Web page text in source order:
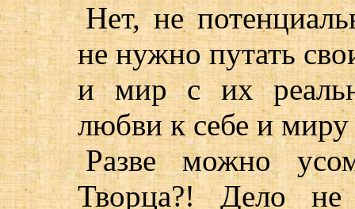
Нет, не
не нужно путать
и мир с их
любви к себе и миру
Разве можно
Творца?! Дело